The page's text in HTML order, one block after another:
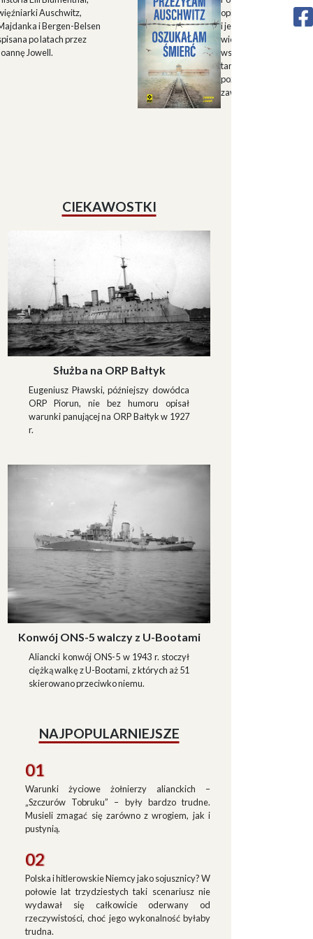
Auschwitz,
i Bergen-Belsen
po latach przez
Jowell.
opisu historii Górnego
i jego mieszkańców w
wieku oraz zapisu
wspomnień
tamtych terenów, które
pozwalają lepiej
zawiłe koleje losu
CIEKAWOSTKI
Służba na ORP Bałtyk
Eugeniusz Pławski, późniejszy dowódca
ORP Piorun, nie bez humoru opisał
warunki panującej na ORP Bałtyk w 1927
r.
Konwój ONS-5 walczy z U-Bootami
Aliancki konwój ONS-5 w 1943 r. stoczył
ciężką walkę z U-Bootami, z których aż 51
skierowano przeciwko niemu.
NAJPOPULARNIEJSZE
01
Warunki życiowe żołnierzy alianckich –
„Szczurów Tobruku” – były bardzo trudne.
Musieli zmagać się zarówno z wrogiem, jak i
pustynią.
02
Polska i hitlerowskie Niemcy jako sojusznicy? W
połowie lat trzydziestych taki scenariusz nie
wydawał się całkowicie oderwany od
rzeczywistości, choć jego wykonalność byłaby
trudna.